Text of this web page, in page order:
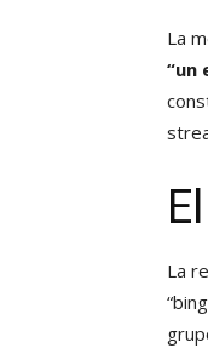
La
“un
La